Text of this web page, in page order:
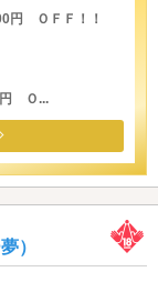
円 ＯＦＦ！！
円 Ｏ...
）